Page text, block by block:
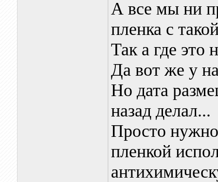
А все мы ни
пленка с
Так а где это
Да вот же у
Но дата
назад делал...
Просто
пленкой